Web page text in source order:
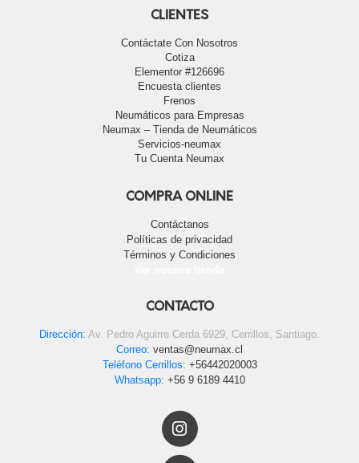
CLIENTES
Contáctate Con Nosotros
Cotiza
Elementor #126696
Encuesta clientes
Frenos
Neumáticos para Empresas
Neumax – Tienda de Neumáticos
Servicios-neumax
Tu Cuenta Neumax
COMPRA ONLINE
Contáctanos
Políticas de privacidad
Términos y Condiciones
CONTACTO
Dirección: Av. Pedro Aguirre Cerda 6929, Cerrillos, Santiago.
Correo: ventas@neumax.cl
Teléfono Cerrillos: +56442020003
Whatsapp: +56 9 6189 4410